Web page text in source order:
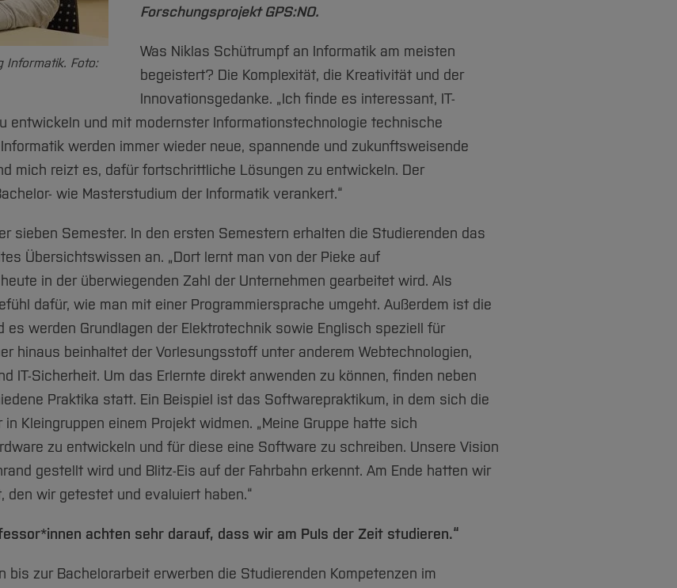
Informatik. Foto:
Forschungsprojekt GPS:NO.
Was Niklas Schütrumpf an Informatik am meisten
begeistert? Die Komplexität, die Kreativität und der
Innovationsgedanke. „Ich finde es interessant, IT-
entwickeln und mit modernster Informationstechnologie technische
werden immer wieder neue, spannende und zukunftsweisende
mich reizt es, dafür fortschrittliche Lösungen zu entwickeln. Der
wie Masterstudium der Informatik verankert.“
sieben Semester. In den ersten Semestern erhalten die Studierenden das
Übersichtswissen an. „Dort lernt man von der Pieke auf
in der überwiegenden Zahl der Unternehmen gearbeitet wird. Als
dafür, wie man mit einer Programmiersprache umgeht. Außerdem ist die
es werden Grundlagen der Elektrotechnik sowie Englisch speziell für
hinaus beinhaltet der Vorlesungsstoff unter anderem Webtechnologien,
IT-Sicherheit. Um das Erlernte direkt anwenden zu können, finden neben
Praktika statt. Ein Beispiel ist das Softwarepraktikum, in dem sich die
Kleingruppen einem Projekt widmen. „Meine Gruppe hatte sich
zu entwickeln und für diese eine Software zu schreiben. Unsere Vision
gestellt wird und Blitz-Eis auf der Fahrbahn erkennt. Am Ende hatten wir
wir getestet und evaluiert haben.“
achten sehr darauf, dass wir am Puls der Zeit studieren.“
bis zur Bachelorarbeit erwerben die Studierenden Kompetenzen im